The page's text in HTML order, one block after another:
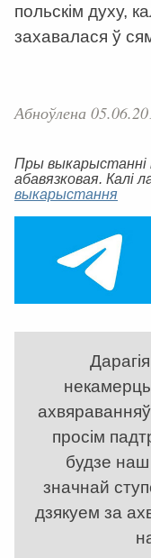
польскім духу,
захавалася ў
Абноўлена
Пры выкарыстанні
абавязковая. Калі
выкарыстання
просім
будзе наш
значнай
дзякуем за